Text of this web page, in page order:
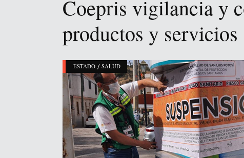
Coepris vigilancia y
productos y servicios
ESTADO / SALUD